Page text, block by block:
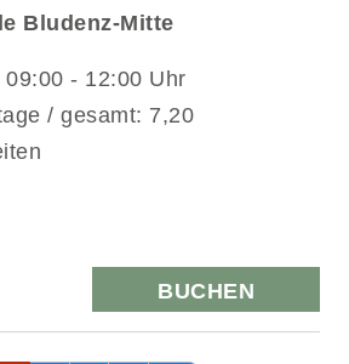
Bludenz-Mitte
- 12:00 Uhr
/ gesamt: 7,20
BUCHEN